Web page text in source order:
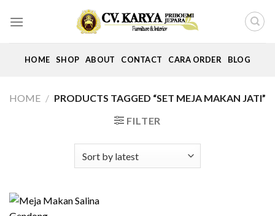
HOME SHOP ABOUT CONTACT CARA ORDER BLOG
HOME / PRODUCTS TAGGED “SET MEJA MAKAN JATI”
FILTER